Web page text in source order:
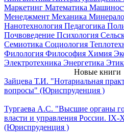
Маркетинг Математика
Менеджмент Механика
Нанотехнология Педагогика
Почвоведение Психология
Семиотика Социология
Филология Философия Химия
Электротехника Энергетика
Новые книги
Зайцева Т.И. "Нотариальная
вопросы" (Юриспруденция )
Тургаева А.С. "Высшие органы
власти и управления России.
(Юриспруденция )